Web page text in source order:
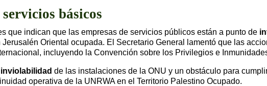
básicos
que indican que las empresas de servicios públicos están a punto de
Oriental ocupada. El Secretario General lamentó que las
incluyendo la Convención sobre los Privilegios e
de las instalaciones de la ONU y un obstáculo para
operativa de la UNRWA en el Territorio Palestino Ocupado.